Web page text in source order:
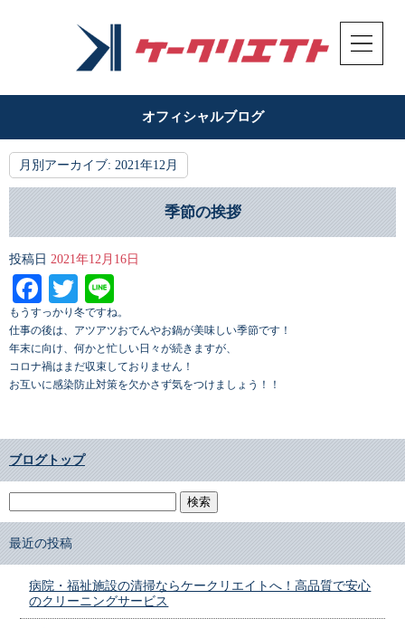
オフィシャルブログ
月別アーカイブ: 2021年12月
季節の挨拶
投稿日 2021年12月16日
Facebook
Twitter
もうすっかり冬ですね。
仕事の後は、アツアツおでんやお鍋が美味しい季節です！
年末に向け、何かと忙しい日々が続きますが、
コロナ禍はまだ収束しておりません！
お互いに感染防止対策を欠かさず気をつけましょう！！
ブログトップ
最近の投稿
病院・福祉施設の清掃ならケークリエイトへ！高品質で安心
のクリーニングサービス